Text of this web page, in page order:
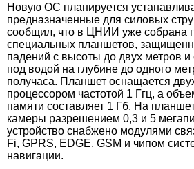
Новую ОС планируется
предназначенные для силовых
сообщил, что в ЦНИИ уже собрана
специальных планшетов,
падений с высоты до двух метров и
под водой на глубине до одного
получаса. Планшет оснащается
процессором частотой 1 Ггц, а
памяти составляет 1 Гб. На
камеры разрешением 0,3 и 5
устройство снабжено модулями
Fi, GPRS, EDGE, GSM и чипом
навигации.